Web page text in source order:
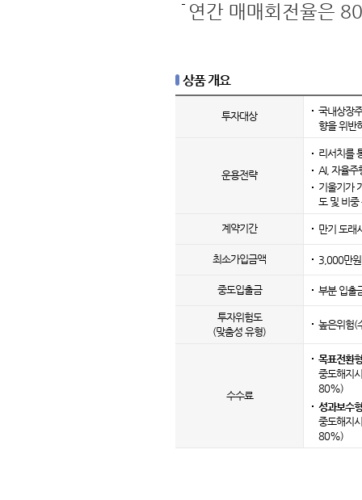
연간 매매회전율은
상품 개요
투자대상
국내상장
향을 위반
운용전략
리서치를
AI, 자율주
기울기가
도 및 비중
계약기간 만기 도래
최소가입금액 3,000만
중도입출금 부분 입출
투자위험도
(맞춤성 유형)
높은위험(
수수료
목표전환
중도해지
80%)
성과보수
중도해지
80%)